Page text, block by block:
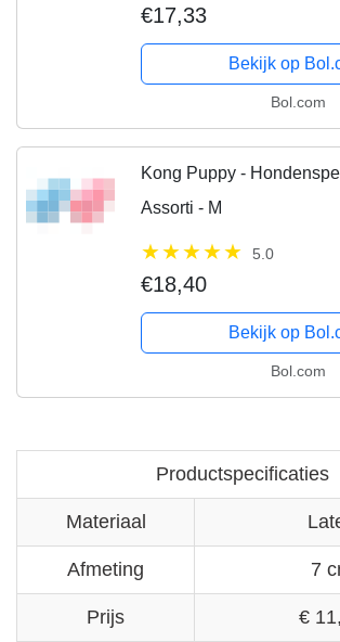
€17,33
Bekijk op
Bol.com
Kong Puppy -
Assorti - M
5.0
€18,40
Bekijk op
Bol.com
Productspecificaties
Materiaal
Afmeting 7
Prijs €